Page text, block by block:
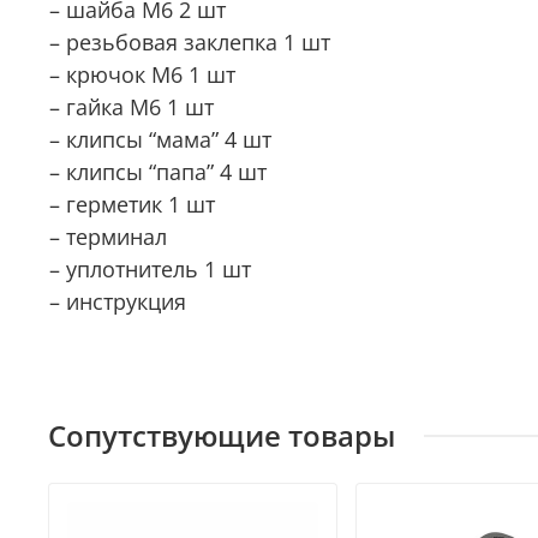
– шайба М6 2 шт
– резьбовая заклепка 1 шт
– крючок М6 1 шт
– гайка М6 1 шт
– клипсы “мама” 4 шт
– клипсы “папа” 4 шт
– герметик 1 шт
– терминал
– уплотнитель 1 шт
– инструкция
Сопутствующие товары